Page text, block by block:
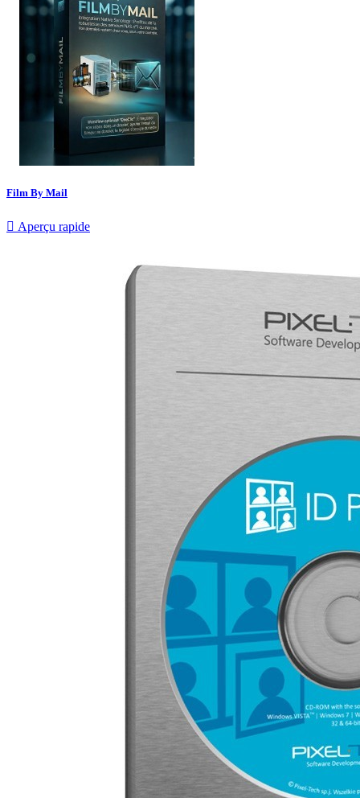
Film By Mail
 Aperçu rapide